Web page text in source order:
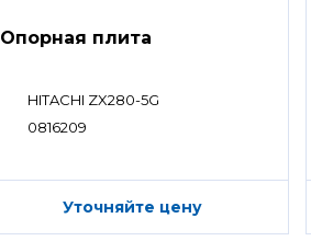
Опорная плита
HITACHI ZX280-5G
0816209
Уточняйте цену